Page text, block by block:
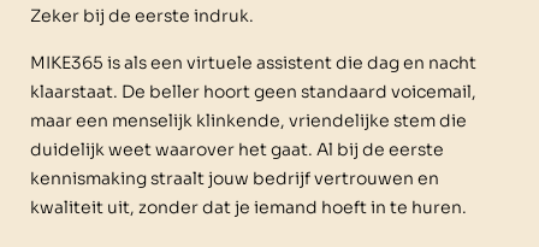
Zeker bij de eerste indruk.
MIKE365 is als een virtuele assistent die dag en nacht
klaarstaat. De beller hoort geen standaard voicemail,
maar een menselijk klinkende, vriendelijke stem die
duidelijk weet waarover het gaat. Al bij de eerste
kennismaking straalt jouw bedrijf vertrouwen en
kwaliteit uit, zonder dat je iemand hoeft in te huren.